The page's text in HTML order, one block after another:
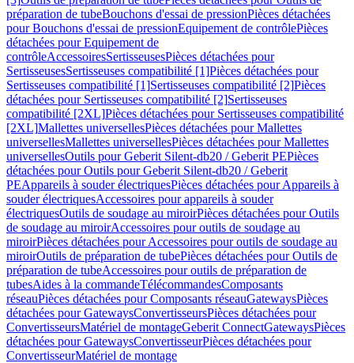
préparation de tubeBouchons d'essai de pressionPièces détachées
pour Bouchons d'essai de pressionEquipement de contrôlePièces
détachées pour Equipement de
contrôleAccessoiresSertisseusesPièces détachées pour
SertisseusesSertisseuses compatibilité [1]Pièces détachées pour
Sertisseuses compatibilité [1]Sertisseuses compatibilité [2]Pièces
détachées pour Sertisseuses compatibilité [2]Sertisseuses
compatibilité [2XL]Pièces détachées pour Sertisseuses compatibilité
[2XL]Mallettes universellesPièces détachées pour Mallettes
universellesMallettes universellesPièces détachées pour Mallettes
universellesOutils pour Geberit Silent-db20 / Geberit PEPièces
détachées pour Outils pour Geberit Silent-db20 / Geberit
PEAppareils à souder électriquesPièces détachées pour Appareils à
souder électriquesAccessoires pour appareils à souder
électriquesOutils de soudage au miroirPièces détachées pour Outils
de soudage au miroirAccessoires pour outils de soudage au
miroirPièces détachées pour Accessoires pour outils de soudage au
miroirOutils de préparation de tubePièces détachées pour Outils de
préparation de tubeAccessoires pour outils de préparation de
tubesAides à la commandeTélécommandesComposants
réseauPièces détachées pour Composants réseauGatewaysPièces
détachées pour GatewaysConvertisseursPièces détachées pour
ConvertisseursMatériel de montageGeberit ConnectGatewaysPièces
détachées pour GatewaysConvertisseurPièces détachées pour
ConvertisseurMatériel de montage